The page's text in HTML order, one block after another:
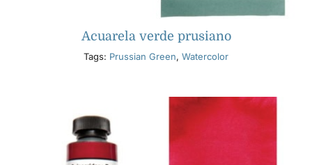
Acuarela verde prusiano
Tags: Prussian Green, Watercolor